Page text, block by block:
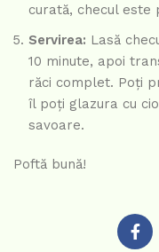
curată, checul este
Servirea: Lasă
10 minute, apoi
răci complet. Poți
îl poți glazura cu
savoare.
Poftă bună!